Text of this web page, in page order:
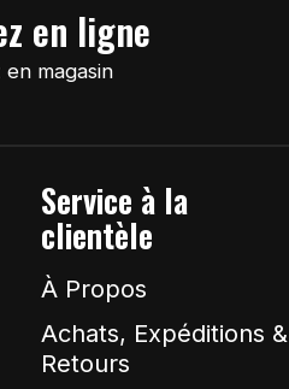
en ligne
en magasin
Service à la
clientèle
À Propos
Achats, Expéditions &
Retours